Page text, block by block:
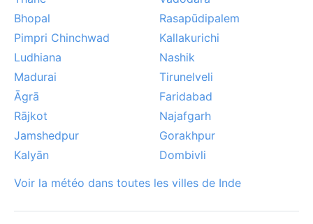
Bhopal
Rasapūdipalem
Pimpri Chinchwad
Kallakurichi
Ludhiana
Nashik
Madurai
Tirunelveli
Āgrā
Faridabad
Rājkot
Najafgarh
Jamshedpur
Gorakhpur
Kalyān
Dombivli
Voir la météo dans toutes les villes de Inde